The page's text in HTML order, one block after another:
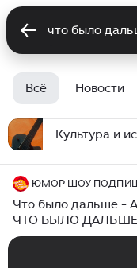
Всё Новости
Культура и
ЮМОР ШОУ
Что было дальше -
ЧТО БЫЛО